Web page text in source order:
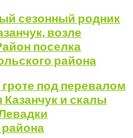
сезонный родник
возле
поселка
района
под перевалом
и скалы